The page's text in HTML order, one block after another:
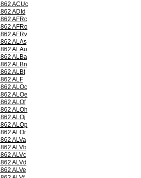
862 ACUc
862 ADId
862 AFRc
862 AFRo
862 AFRv
862 ALAs
862 ALAu
862 ALBa
862 ALBn
862 ALBt
862 ALF
862 ALOc
862 ALOe
862 ALOf
862 ALOh
862 ALOj
862 ALOp
862 ALOr
862 ALVa
862 ALVb
862 ALVc
862 ALVd
862 ALVe